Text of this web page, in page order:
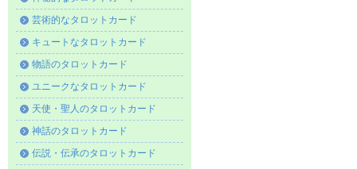
芸術的なタロットカード
キュートなタロットカード
物語のタロットカード
ユニークなタロットカード
天使・聖人のタロットカード
神話のタロットカード
伝説・伝承のタロットカード